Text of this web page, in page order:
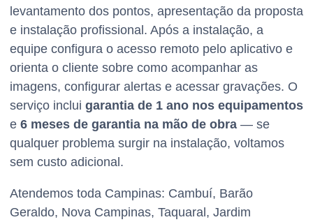
levantamento dos pontos, apresentação da proposta
e instalação profissional. Após a instalação, a
equipe configura o acesso remoto pelo aplicativo e
orienta o cliente sobre como acompanhar as
imagens, configurar alertas e acessar gravações. O
serviço inclui garantia de 1 ano nos equipamentos
e 6 meses de garantia na mão de obra — se
qualquer problema surgir na instalação, voltamos
sem custo adicional.
Atendemos toda Campinas: Cambuí, Barão
Geraldo, Nova Campinas, Taquaral, Jardim